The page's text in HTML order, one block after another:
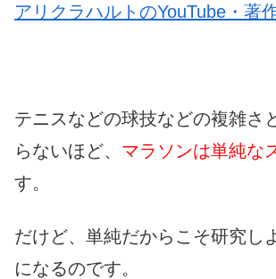
アリクラハルトのYouTube・著
テニスなどの球技などの複雑さ
らないほど、 マラソンは単純な
す。
だけど、単純だからこそ研究し
になるのです。